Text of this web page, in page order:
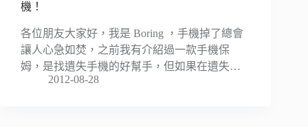
機！
各位朋友大家好，我是 Boring ，手機掉了總會
讓人心急如焚，之前我有介紹過一款手機保
姆，是找遺失手機的好幫手，但如果在遺失…
2012-08-28